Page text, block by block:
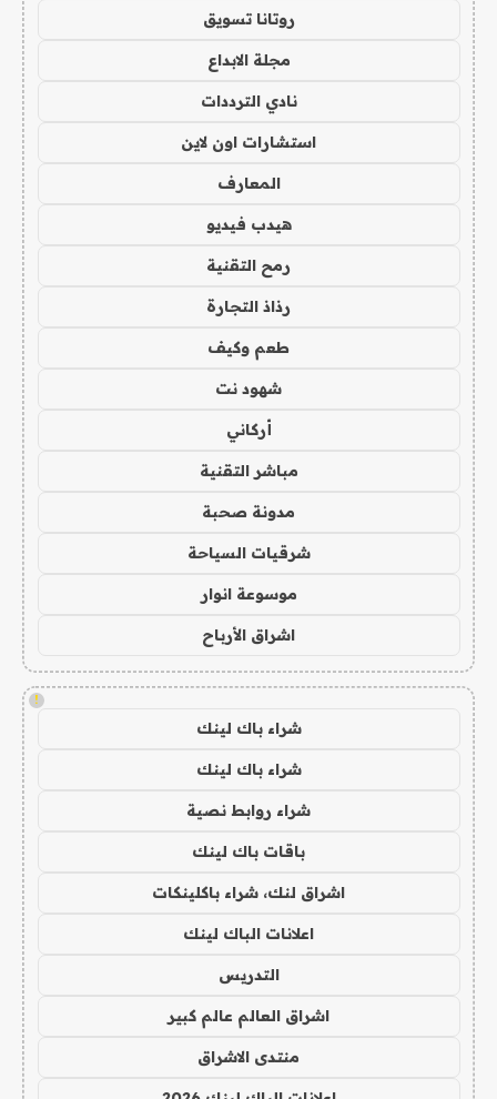
روتانا تسويق
مجلة الابداع
نادي الترددات
استشارات اون لاين
المعارف
هيدب فيديو
رمح التقنية
رذاذ التجارة
طعم وكيف
شهود نت
أركاني
مباشر التقنية
مدونة صحبة
شرقيات السياحة
موسوعة انوار
اشراق الأرباح
!
شراء باك لينك
شراء باك لينك
شراء روابط نصية
باقات باك لينك
اشراق لنك، شراء باكلينكات
اعلانات الباك لينك
التدريس
اشراق العالم عالم كبير
منتدى الاشراق